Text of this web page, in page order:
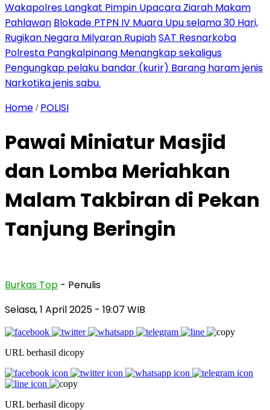
Wakapolres Langkat Pimpin Upacara Ziarah Makam
Pahlawan Blokade PTPN IV Muara Upu selama 30 Hari,
Rugikan Negara Milyaran RupiahSAT Resnarkoba
Polresta Pangkalpinang Menangkap sekaligus
Pengungkap pelaku bandar (kurir) Barang haram jenis
Narkotika jenis sabu.
Home / POLISI
Pawai Miniatur Masjid
dan Lomba Meriahkan
Malam Takbiran di Pekan
Tanjung Beringin
Burkas Top - Penulis
Selasa, 1 April 2025 - 19:07 WIB
URL berhasil dicopy
URL berhasil dicopy